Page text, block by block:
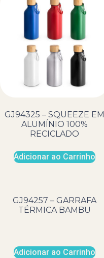
GJ94325 – SQUEEZE EM
ALUMÍNIO 100%
RECICLADO
Adicionar ao Carrinho
GJ94257 – GARRAFA
TÉRMICA BAMBU
Adicionar ao Carrinho